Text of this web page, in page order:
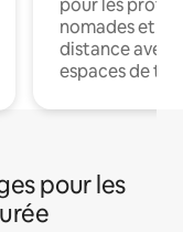
pour les
nomades et
distance avec
espaces de
pour les